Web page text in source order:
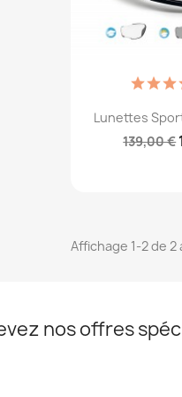

Lunettes
139,00 €
Affichage 1-2 de 2
nos offres